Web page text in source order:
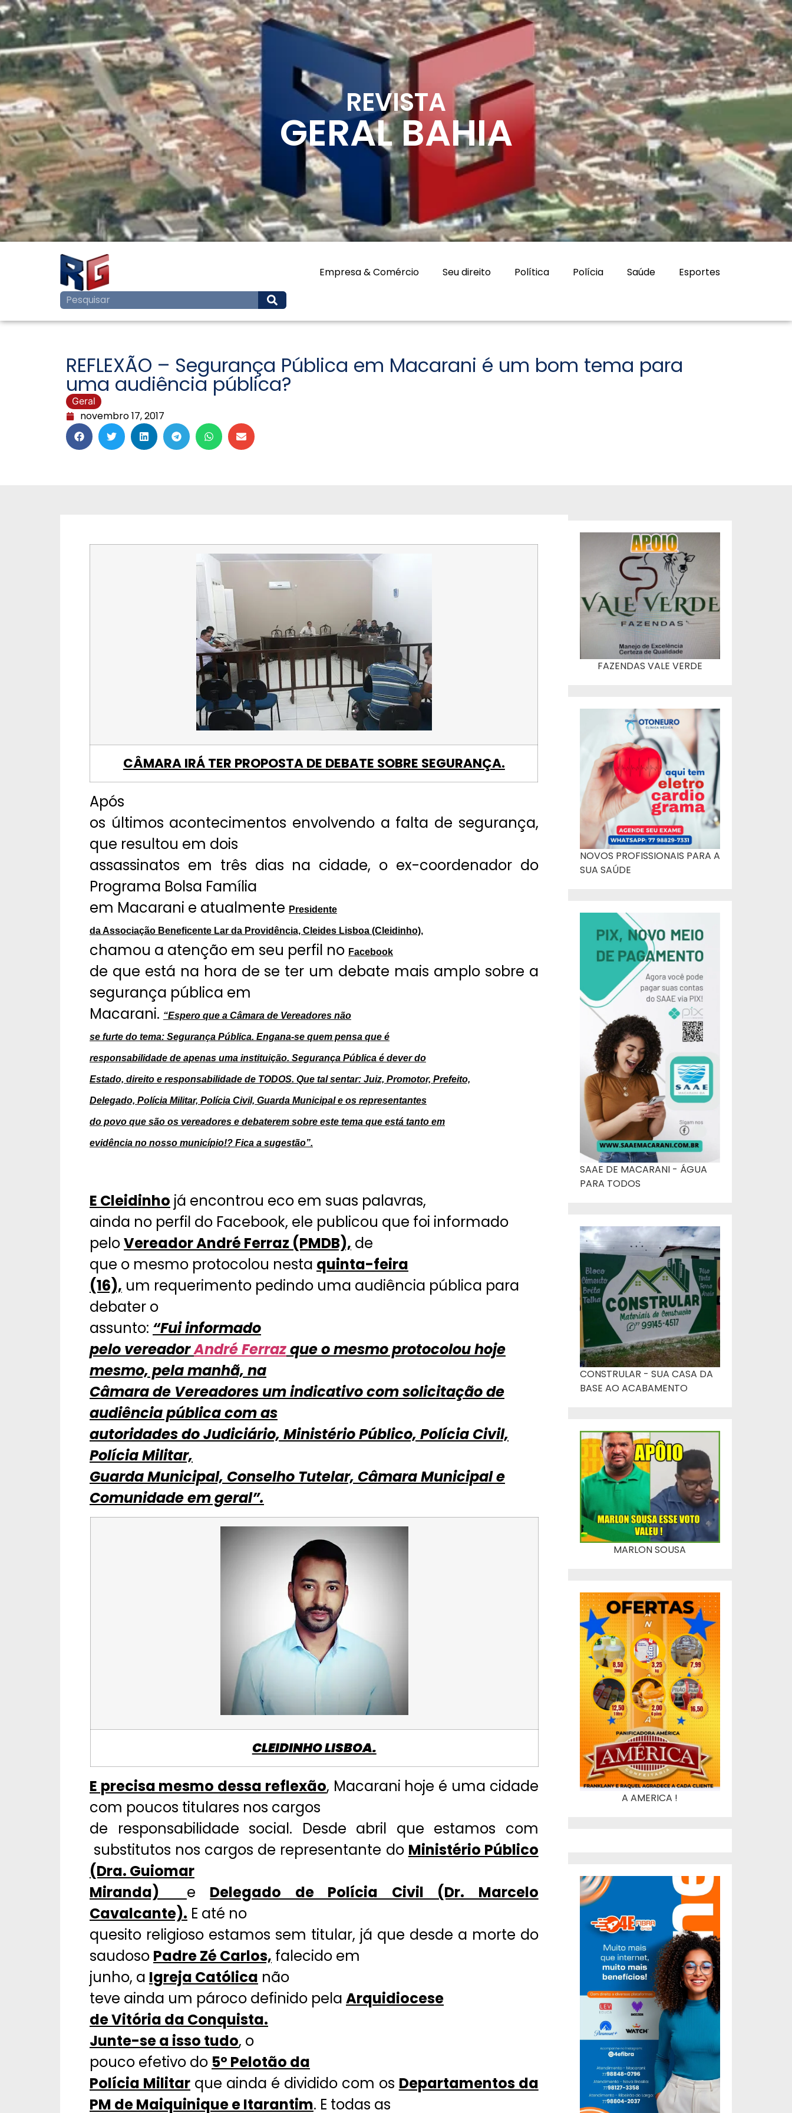
REVISTA
GERAL BAHIA
Empresa & Comércio Seu direito Política Polícia Saúde Esportes
REFLEXÃO – Segurança Pública em Macarani é um bom tema para
uma audiência pública?
Geral
novembro 17, 2017
CÂMARA IRÁ TER PROPOSTA DE DEBATE SOBRE SEGURANÇA.
Após
os últimos acontecimentos envolvendo a falta de segurança,
que resultou em dois
assassinatos em três dias na cidade, o ex-coordenador do
Programa Bolsa Família
em Macarani e atualmente Presidente
da Associação Beneficente Lar da Providência, Cleides Lisboa (Cleidinho),
chamou a atenção em seu perfil no Facebook
de que está na hora de se ter um debate mais amplo sobre a
segurança pública em
Macarani. “Espero que a Câmara de Vereadores não
se furte do tema: Segurança Pública. Engana-se quem pensa que é
responsabilidade de apenas uma instituição. Segurança Pública é dever do
Estado, direito e responsabilidade de TODOS. Que tal sentar: Juiz, Promotor, Prefeito,
Delegado, Polícia Militar, Polícia Civil, Guarda Municipal e os representantes
do povo que são os vereadores e debaterem sobre este tema que está tanto em
evidência no nosso município!? Fica a sugestão”.
E Cleidinho já encontrou eco em suas palavras,
ainda no perfil do Facebook, ele publicou que foi informado
peloVereador André Ferraz (PMDB), de
que o mesmo protocolou nesta quinta-feira
(16), um requerimento pedindo uma audiência pública para
debater o
assunto: “Fui informado
pelo vereadorAndré Ferrazque o mesmo protocolou hoje
mesmo, pela manhã, na
Câmara de Vereadores um indicativo com solicitação de
audiência pública com as
autoridades do Judiciário, Ministério Público, Polícia Civil,
Polícia Militar,
Guarda Municipal, Conselho Tutelar, Câmara Municipal e
Comunidade em geral”.
CLEIDINHO LISBOA.
E precisa mesmo dessa reflexão, Macarani hoje é uma cidade
com poucos titulares nos cargos
de responsabilidade social. Desde abril que estamos com
substitutos nos cargos de representante do Ministério Público
(Dra. Guiomar
Miranda) e Delegado de Polícia Civil (Dr. Marcelo
Cavalcante). E até no
quesito religioso estamos sem titular, já que desde a morte do
saudoso Padre Zé Carlos, falecido em
junho, a Igreja Católica não
teve ainda um pároco definido pela Arquidiocese
de Vitória da Conquista.
Junte-se a isso tudo, o
pouco efetivo do 5º Pelotão da
Polícia Militarque ainda é dividido com os Departamentos da
PM de Maiquinique e Itarantim. E todas as
FAZENDAS VALE VERDE
NOVOS PROFISSIONAIS PARA A
SUA SAÚDE
SAAE DE MACARANI - ÁGUA
PARA TODOS
CONSTRULAR - SUA CASA DA
BASE AO ACABAMENTO
MARLON SOUSA
A AMERICA !